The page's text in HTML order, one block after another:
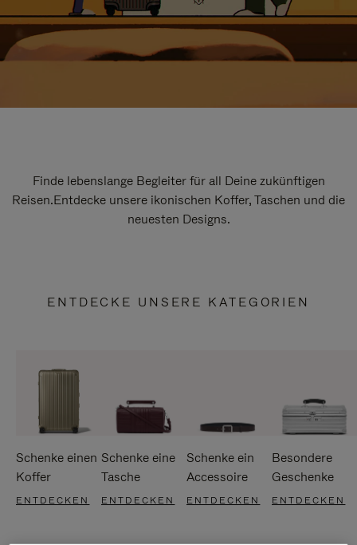
Finde lebenslange Begleiter für all Deine zukünftigen
Reisen.Entdecke unsere ikonischen Koffer, Taschen und die
neuesten Designs.
ENTDECKE UNSERE KATEGORIEN
Schenke einen
Koffer
ENTDECKEN
Schenke eine
Tasche
ENTDECKEN
Schenke ein
Accessoire
ENTDECKEN
Besondere
Geschenke
ENTDECKEN